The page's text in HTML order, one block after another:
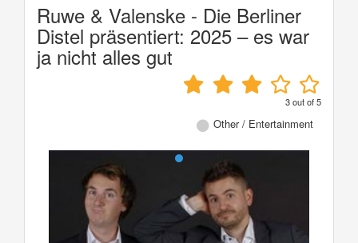
Ruwe & Valenske - Die Berliner
Distel präsentiert: 2025 – es war
ja nicht alles gut
3out of5
Other / Entertainment